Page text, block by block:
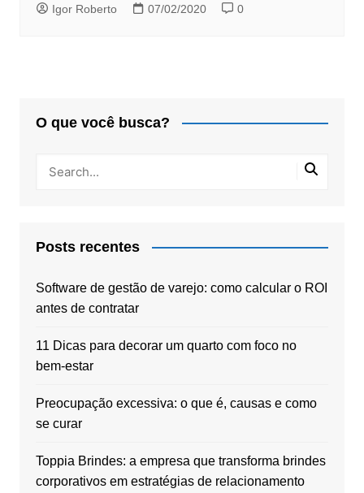
Igor Roberto 07/02/2020 0
O que você busca?
Posts recentes
Software de gestão de varejo: como calcular o ROI
antes de contratar
11 Dicas para decorar um quarto com foco no
bem-estar
Preocupação excessiva: o que é, causas e como
se curar
Toppia Brindes: a empresa que transforma brindes
corporativos em estratégias de relacionamento